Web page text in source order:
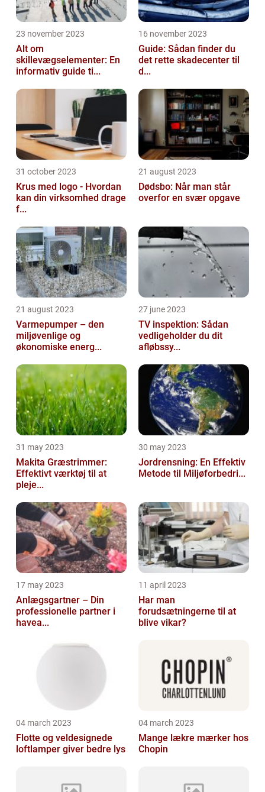
23 november 2023
Alt om
skillevægselementer: En
informativ guide ti...
16 november 2023
Guide: Sådan finder du
det rette skadecenter til
d...
31 october 2023
Krus med logo - Hvordan
kan din virksomhed drage
f...
21 august 2023
Dødsbo: Når man står
overfor en svær opgave
21 august 2023
Varmepumper – den
miljøvenlige og
økonomiske energ...
27 june 2023
TV inspektion: Sådan
vedligeholder du dit
afløbssy...
31 may 2023
Makita Græstrimmer:
Effektivt værktøj til at
pleje...
30 may 2023
Jordrensning: En Effektiv
Metode til Miljøforbedri...
17 may 2023
Anlægsgartner – Din
professionelle partner i
havea...
11 april 2023
Har man
forudsætningerne til at
blive vikar?
04 march 2023
Flotte og veldesignede
loftlamper giver bedre lys
04 march 2023
Mange lækre mærker hos
Chopin